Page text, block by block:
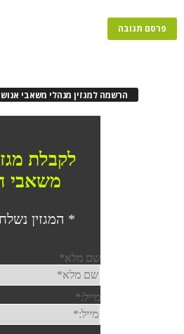
הרשמה למגזין מנהלי משאבי אנוש